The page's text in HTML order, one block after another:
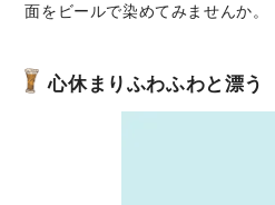
面をビールで染めてみませんか。
心休まりふわふわと漂う